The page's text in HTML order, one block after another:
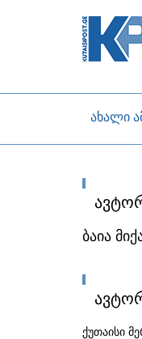
ახალი
ბაია
ქუთაისი